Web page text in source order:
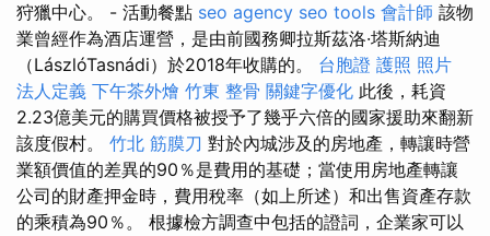
狩獵中心。 - 活動餐點 seo agency seo tools 會計師 該物
業曾經作為酒店運營，是由前國務卿拉斯茲洛·塔斯納迪
（LászlóTasnádi）於2018年收購的。 台胞證 護照 照片
法人定義 下午茶外燴 竹東 整骨 關鍵字優化 此後，耗資
2.23億美元的購買價格被授予了幾乎六倍的國家援助來翻新
該度假村。 竹北 筋膜刀 對於內城涉及的房地產，轉讓時營
業額價值的差異的90％是費用的基礎；當使用房地產轉讓
公司的財產押金時，費用稅率（如上所述）和出售資產存款
的乘積為90％。 根據檢方調查中包括的證詞，企業家可以